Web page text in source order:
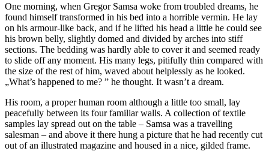
One morning, when Gregor Samsa woke from troubled dreams, he
found himself transformed in his bed into a horrible vermin. He lay
on his armour-like back, and if he lifted his head a little he could see
his brown belly, slightly domed and divided by arches into stiff
sections. The bedding was hardly able to cover it and seemed ready
to slide off any moment. His many legs, pitifully thin compared with
the size of the rest of him, waved about helplessly as he looked.
„What’s happened to me? ” he thought. It wasn’t a dream.
His room, a proper human room although a little too small, lay
peacefully between its four familiar walls. A collection of textile
samples lay spread out on the table – Samsa was a travelling
salesman – and above it there hung a picture that he had recently cut
out of an illustrated magazine and housed in a nice, gilded frame.